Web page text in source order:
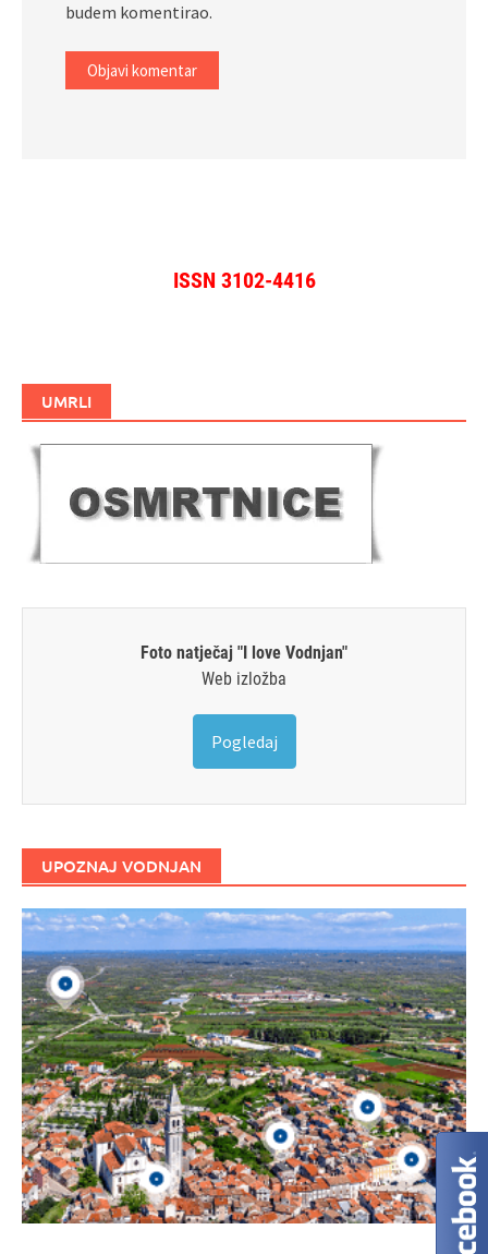
budem komentirao.
ISSN 3102-4416
UMRLI
Foto natječaj "I love Vodnjan"
Web izložba
Pogledaj
UPOZNAJ VODNJAN